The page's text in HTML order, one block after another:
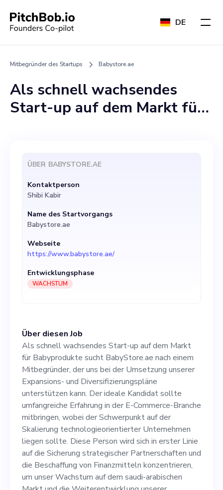
DE
Mitbegründer des Startups Babystore.ae
Als schnell wachsendes
Start-up auf dem Markt für
Mitbegründer, der uns bei
der Umsetzung unserer
Expansions- und
Diversifizierungspläne
unterstützen kann. Der
ideale Kandidat sollte
umfangreiche Erfahrung in
der E-Commerce-Branche
Skalierung
technologieorientierter
Unternehmen liegen sollte.
Diese Person wird sich in
erster Linie auf die
Sicherung strategischer
Partnerschaften und die
Beschaffung von
Finanzmitteln konzentrieren,
Über diesen Job
Als schnell wachsendes Start-up auf dem Markt
für Babyprodukte sucht BabyStore.ae nach einem
Mitbegründer, der uns bei der Umsetzung unserer
Expansions- und Diversifizierungspläne
unterstützen kann. Der ideale Kandidat sollte
umfangreiche Erfahrung in der E-Commerce-Branche
mitbringen, wobei der Schwerpunkt auf der
Skalierung technologieorientierter Unternehmen
liegen sollte. Diese Person wird sich in erster Linie
auf die Sicherung strategischer Partnerschaften und
die Beschaffung von Finanzmitteln konzentrieren,
um unser Wachstum auf dem saudi-arabischen
ÜBER BABYSTORE.AE
Kontaktperson
Shibi Kabir
Name des Startvorgangs
Babystore.ae
Webseite
https://www.babystore.ae/
Entwicklungsphase
WACHSTUM